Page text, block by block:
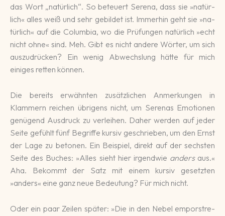
das Wort „na­tür­lich“. So be­teu­ert Se­rena, dass sie »na­tür­
lich« alles weiß und sehr ge­bil­det ist. Immer­hin geht sie »na­
tür­lich« auf die Colum­bia, wo die Prü­fun­gen na­tür­lich »echt
nicht ohne« sind. Meh. Gibt es nicht ande­re Wör­ter, um sich
aus­zu­drü­cken? Ein wenig Ab­wechs­lung hätte für mich
einiges retten können.
Die bereits er­wähn­ten zu­sätz­li­chen An­merkun­gen in
Klammern rei­chen übri­gens nicht, um Serenas Emo­tio­nen
ge­nü­gend Aus­druck zu ver­lei­hen. Daher werden auf jeder
Seite ge­fühlt fünf Be­griffe kursiv ge­schrie­ben, um den Ernst
der Lage zu be­to­nen. Ein Beispiel, di­rekt auf der sechsten
Sei­te des Buches: »Alles sieht hier irgend­wie andersaus.«
Aha. Be­kommt der Satz mit einem kur­siv ge­setz­ten
»anders« eine ganz neue Be­deu­tung? Für mich nicht.
Oder ein paar Zei­len später: »Die in den Nebel em­por­stre­